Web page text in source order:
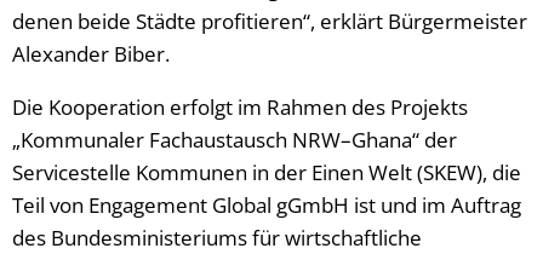
denen beide Städte profitieren“, erklärt Bürgermeister
Alexander Biber.
Die Kooperation erfolgt im Rahmen des Projekts
„Kommunaler Fachaustausch NRW–Ghana“ der
Servicestelle Kommunen in der Einen Welt (SKEW), die
Teil von Engagement Global gGmbH ist und im Auftrag
des Bundesministeriums für wirtschaftliche